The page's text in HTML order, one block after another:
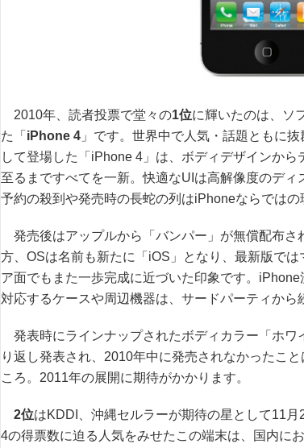
2010年、読者投票で堂々の1位に輝いたのは、ソ
た「 iPhone 4 」です。世界中で人気・話題ともに
して登場した「iPhone 4」は、ボディデザインか
至るまですべてを一新。快適なUIは高解像度のディ
予約の殺到や発売時の長蛇の列はiPhoneならではの
発売後はアップルから「バンパー」が無償配布さ
方、OSは名前も新たに「iOS」となり、最新版で
ア面でもまた一歩完成に近づいた印象です。
対応するケースや周辺機器は、サードパーティから
発表時にラインナップされたボディカラー「ホワ
り返し発表され、2010年中に発売されなかったこ
ころ。2011年の展開に期待がかかります。
2位はKDDI、沖縄セルラーが期待の星として11月
4の得票数に迫る人気をみせたこの端末は、国内に